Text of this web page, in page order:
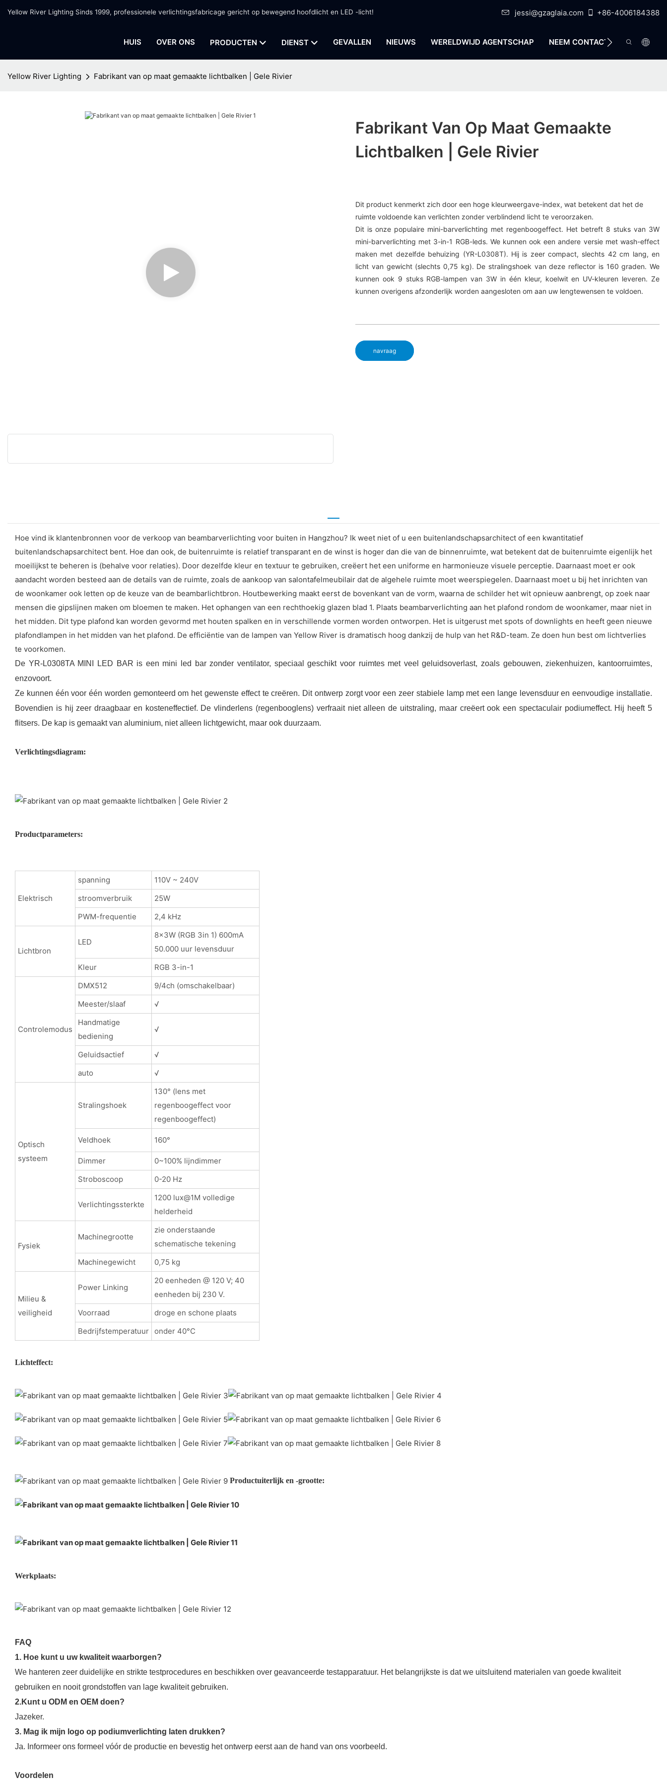
Yellow River Lighting Sinds 1999, professionele verlichtingsfabricage gericht op bewegend hoofdlicht en LED -licht! jessi@gzaglaia.com +86-4006184388
HUIS OVER ONS PRODUCTEN DIENST GEVALLEN NIEUWS WERELDWIJD AGENTSCHAP NEEM CONTACT MET ONS OP
Yellow River Lighting Fabrikant van op maat gemaakte lichtbalken | Gele Rivier
Fabrikant Van Op Maat Gemaakte
Lichtbalken | Gele Rivier
Dit product kenmerkt zich door een hoge kleurweergave-index, wat betekent dat het de
ruimte voldoende kan verlichten zonder verblindend licht te veroorzaken.
Dit is onze populaire mini-barverlichting met regenboogeffect. Het betreft 8 stuks van 3W
mini-barverlichting met 3-in-1 RGB-leds. We kunnen ook een andere versie met wash-effect
maken met dezelfde behuizing (YR-L0308T). Hij is zeer compact, slechts 42 cm lang, en
licht van gewicht (slechts 0,75 kg). De stralingshoek van deze reflector is 160 graden. We
kunnen ook 9 stuks RGB-lampen van 3W in één kleur, koelwit en UV-kleuren leveren. Ze
kunnen overigens afzonderlijk worden aangesloten om aan uw lengtewensen te voldoen.
navraag
Hoe vind ik klantenbronnen voor de verkoop van beambarverlichting voor buiten in Hangzhou? Ik weet niet of u een buitenlandschapsarchitect of een kwantitatief
buitenlandschapsarchitect bent. Hoe dan ook, de buitenruimte is relatief transparant en de winst is hoger dan die van de binnenruimte, wat betekent dat de buitenruimte eigenlijk het
moeilijkst te beheren is (behalve voor relaties). Door dezelfde kleur en textuur te gebruiken, creëert het een uniforme en harmonieuze visuele perceptie. Daarnaast moet er ook
aandacht worden besteed aan de details van de ruimte, zoals de aankoop van salontafelmeubilair dat de algehele ruimte moet weerspiegelen. Daarnaast moet u bij het inrichten van
de woonkamer ook letten op de keuze van de beambarlichtbron. Houtbewerking maakt eerst de bovenkant van de vorm, waarna de schilder het wit opnieuw aanbrengt, op zoek naar
mensen die gipslijnen maken om bloemen te maken. Het ophangen van een rechthoekig glazen blad 1. Plaats beambarverlichting aan het plafond rondom de woonkamer, maar niet in
het midden. Dit type plafond kan worden gevormd met houten spalken en in verschillende vormen worden ontworpen. Het is uitgerust met spots of downlights en heeft geen nieuwe
plafondlampen in het midden van het plafond. De efficiëntie van de lampen van Yellow River is dramatisch hoog dankzij de hulp van het R&D-team. Ze doen hun best om lichtverlies
te voorkomen.
De YR-L0308TA MINI LED BAR is een mini led bar zonder ventilator, speciaal geschikt voor ruimtes met veel geluidsoverlast, zoals gebouwen, ziekenhuizen, kantoorruimtes,
enzovoort.
Ze kunnen één voor één worden gemonteerd om het gewenste effect te creëren. Dit ontwerp zorgt voor een zeer stabiele lamp met een lange levensduur en eenvoudige installatie.
Bovendien is hij zeer draagbaar en kosteneffectief. De vlinderlens (regenbooglens) verfraait niet alleen de uitstraling, maar creëert ook een spectaculair podiumeffect. Hij heeft 5
flitsers. De kap is gemaakt van aluminium, niet alleen lichtgewicht, maar ook duurzaam.
Verlichtingsdiagram:
Productparameters:
Elektrisch
spanning
110V ~ 240V
stroomverbruik
25W
PWM-frequentie
2,4 kHz
Lichtbron
LED
8x3W (RGB 3in 1) 600mA
50.000 uur levensduur
Kleur
RGB 3-in-1
Controlemodus
DMX512
9/4ch (omschakelbaar)
Meester/slaaf
√
Handmatige
bediening
√
Geluidsactief
√
auto
√
Optisch
systeem
Stralingshoek
130° (lens met
regenboogeffect voor
regenboogeffect)
Veldhoek 160°
Dimmer
0~100% lijndimmer
Stroboscoop
0-20 Hz
Verlichtingssterkte
1200 lux@1M volledige
helderheid
Fysiek
Machinegrootte
zie onderstaande
schematische tekening
Machinegewicht
0,75 kg
Milieu &
veiligheid
Power Linking
20 eenheden @ 120 V; 40
eenheden bij 230 V.
Voorraad
droge en schone plaats
Bedrijfstemperatuur onder 40°C
Lichteffect:
Productuiterlijk en -grootte:
Werkplaats:
FAQ
1. Hoe kunt u uw kwaliteit waarborgen?
We hanteren zeer duidelijke en strikte testprocedures en beschikken over geavanceerde testapparatuur. Het belangrijkste is dat we uitsluitend materialen van goede kwaliteit
gebruiken en nooit grondstoffen van lage kwaliteit gebruiken.
2.Kunt u ODM en OEM doen?
Jazeker.
3. Mag ik mijn logo op podiumverlichting laten drukken?
Ja. Informeer ons formeel vóór de productie en bevestig het ontwerp eerst aan de hand van ons voorbeeld.
Voordelen